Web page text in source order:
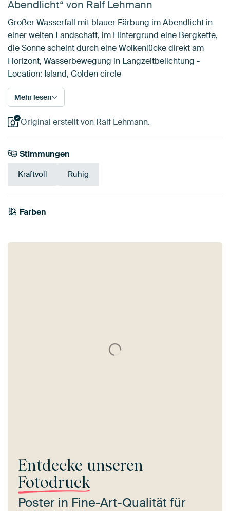
Abendlicht“ von Ralf Lehmann
Großer Wasserfall mit blauer Färbung im Abendlicht in
einer weiten Landschaft, im Hintergrund eine Bergkette,
die Sonne scheint durch eine Wolkenlücke direkt am
Horizont, Wasserbewegung in Langzeitbelichtung -
Location: Island, Golden circle
Mehr lesen
Original erstellt von Ralf Lehmann.
Stimmungen
Kraftvoll Ruhig
Farben
Braun
Blau
Smaragdgrün
Entdecke unseren
Fotodruck
Poster in Fine-Art-Qualität für